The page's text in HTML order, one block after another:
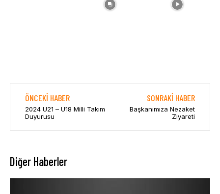
ÖNCEKI HABER
2024 U21 – U18 Milli Takım
Duyurusu
SONRAKI HABER
Başkanımıza Nezaket
Ziyareti
Diğer Haberler